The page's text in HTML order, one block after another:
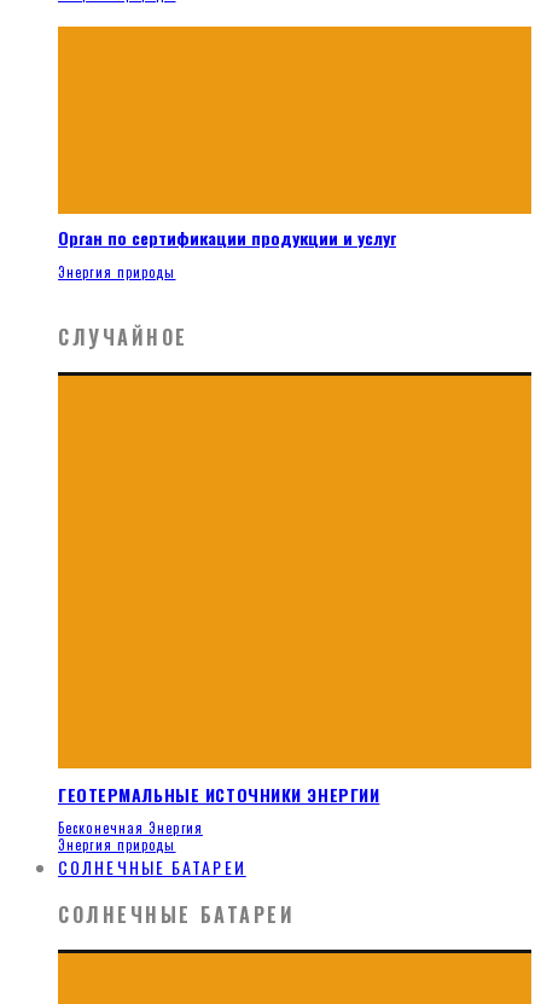
Орган по сертификации продукции и услуг
Энергия природы
СЛУЧАЙНОЕ
ГЕОТЕРМАЛЬНЫЕ ИСТОЧНИКИ ЭНЕРГИИ
Бесконечная Энергия
Энергия природы
СОЛНЕЧНЫЕ БАТАРЕИ
СОЛНЕЧНЫЕ БАТАРЕИ